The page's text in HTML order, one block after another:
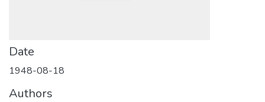
Date
1948-08-18
Authors